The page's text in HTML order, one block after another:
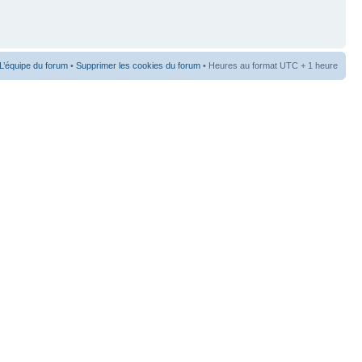
L’équipe du forum • Supprimer les cookies du forum • Heures au format UTC + 1 heure